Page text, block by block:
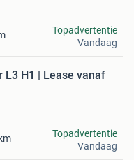
Topadvertentie
Vandaag
L3 H1 | Lease vanaf
km
Topadvertentie
Vandaag